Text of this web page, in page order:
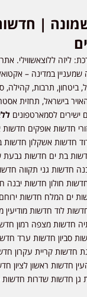
ליזה ללוצאשווילי.
במדינה –
ביטחון, תרבות, קהילה,
בישראל, תחזית
ישירים לסמארטפונים
חדשות אופקים חדשות
חדשות אשקלון חדשות
בת ים חדשות גבעת
חדשות גני תקווה
חולון חדשות יבנה
ים המלח חדשות
לוד חדשות מודיעין
חדשות מצפה רמון
סביון חדשות ערד
חדשות קריית עקרון
חדשות ראשון לציון
חדשות שדרות